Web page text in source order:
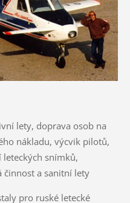
lety, doprava osob na
nákladu, výcvik pilotů,
snímků,
a sanitní lety
pro ruské letecké